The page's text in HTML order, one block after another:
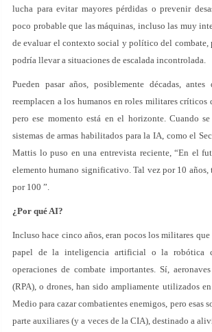
lucha para evitar mayores pérdidas o prevenir
poco probable que las máquinas, incluso las muy
de evaluar el contexto social y político del combate,
podría llevar a situaciones de escalada incontrolada.
Pueden pasar años, posiblemente décadas,
reemplacen a los humanos en roles militares críticos
pero ese momento está en el horizonte. Cuando
sistemas de armas habilitados para la IA, como el
Mattis lo puso en una entrevista reciente, “En el
elemento humano significativo. Tal vez por 10 años,
por 100 ”.
¿Por qué AI?
Incluso hace cinco años, eran pocos los militares que
papel de la inteligencia artificial o la robótica
operaciones de combate importantes. Sí,
(RPA), o drones, han sido ampliamente utilizados
Medio para cazar combatientes enemigos, pero esas
parte auxiliares (y a veces de la CIA), destinado a